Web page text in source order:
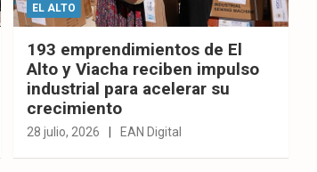
EL ALTO
193 emprendimientos de El
Alto y Viacha reciben impulso
industrial para acelerar su
crecimiento
28 julio, 2026 EAN Digital